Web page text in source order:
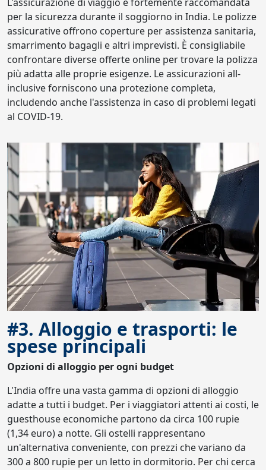
L'assicurazione di viaggio è fortemente raccomandata
per la sicurezza durante il soggiorno in India. Le polizze
assicurative offrono coperture per assistenza sanitaria,
smarrimento bagagli e altri imprevisti. È consigliabile
confrontare diverse offerte online per trovare la polizza
più adatta alle proprie esigenze. Le assicurazioni all-
inclusive forniscono una protezione completa,
includendo anche l'assistenza in caso di problemi legati
al COVID-19.
#3. Alloggio e trasporti: le
spese principali
Opzioni di alloggio per ogni budget
L'India offre una vasta gamma di opzioni di alloggio
adatte a tutti i budget. Per i viaggiatori attenti ai costi, le
guesthouse economiche partono da circa 100 rupie
(1,34 euro) a notte. Gli ostelli rappresentano
un'alternativa conveniente, con prezzi che variano da
300 a 800 rupie per un letto in dormitorio. Per chi cerca